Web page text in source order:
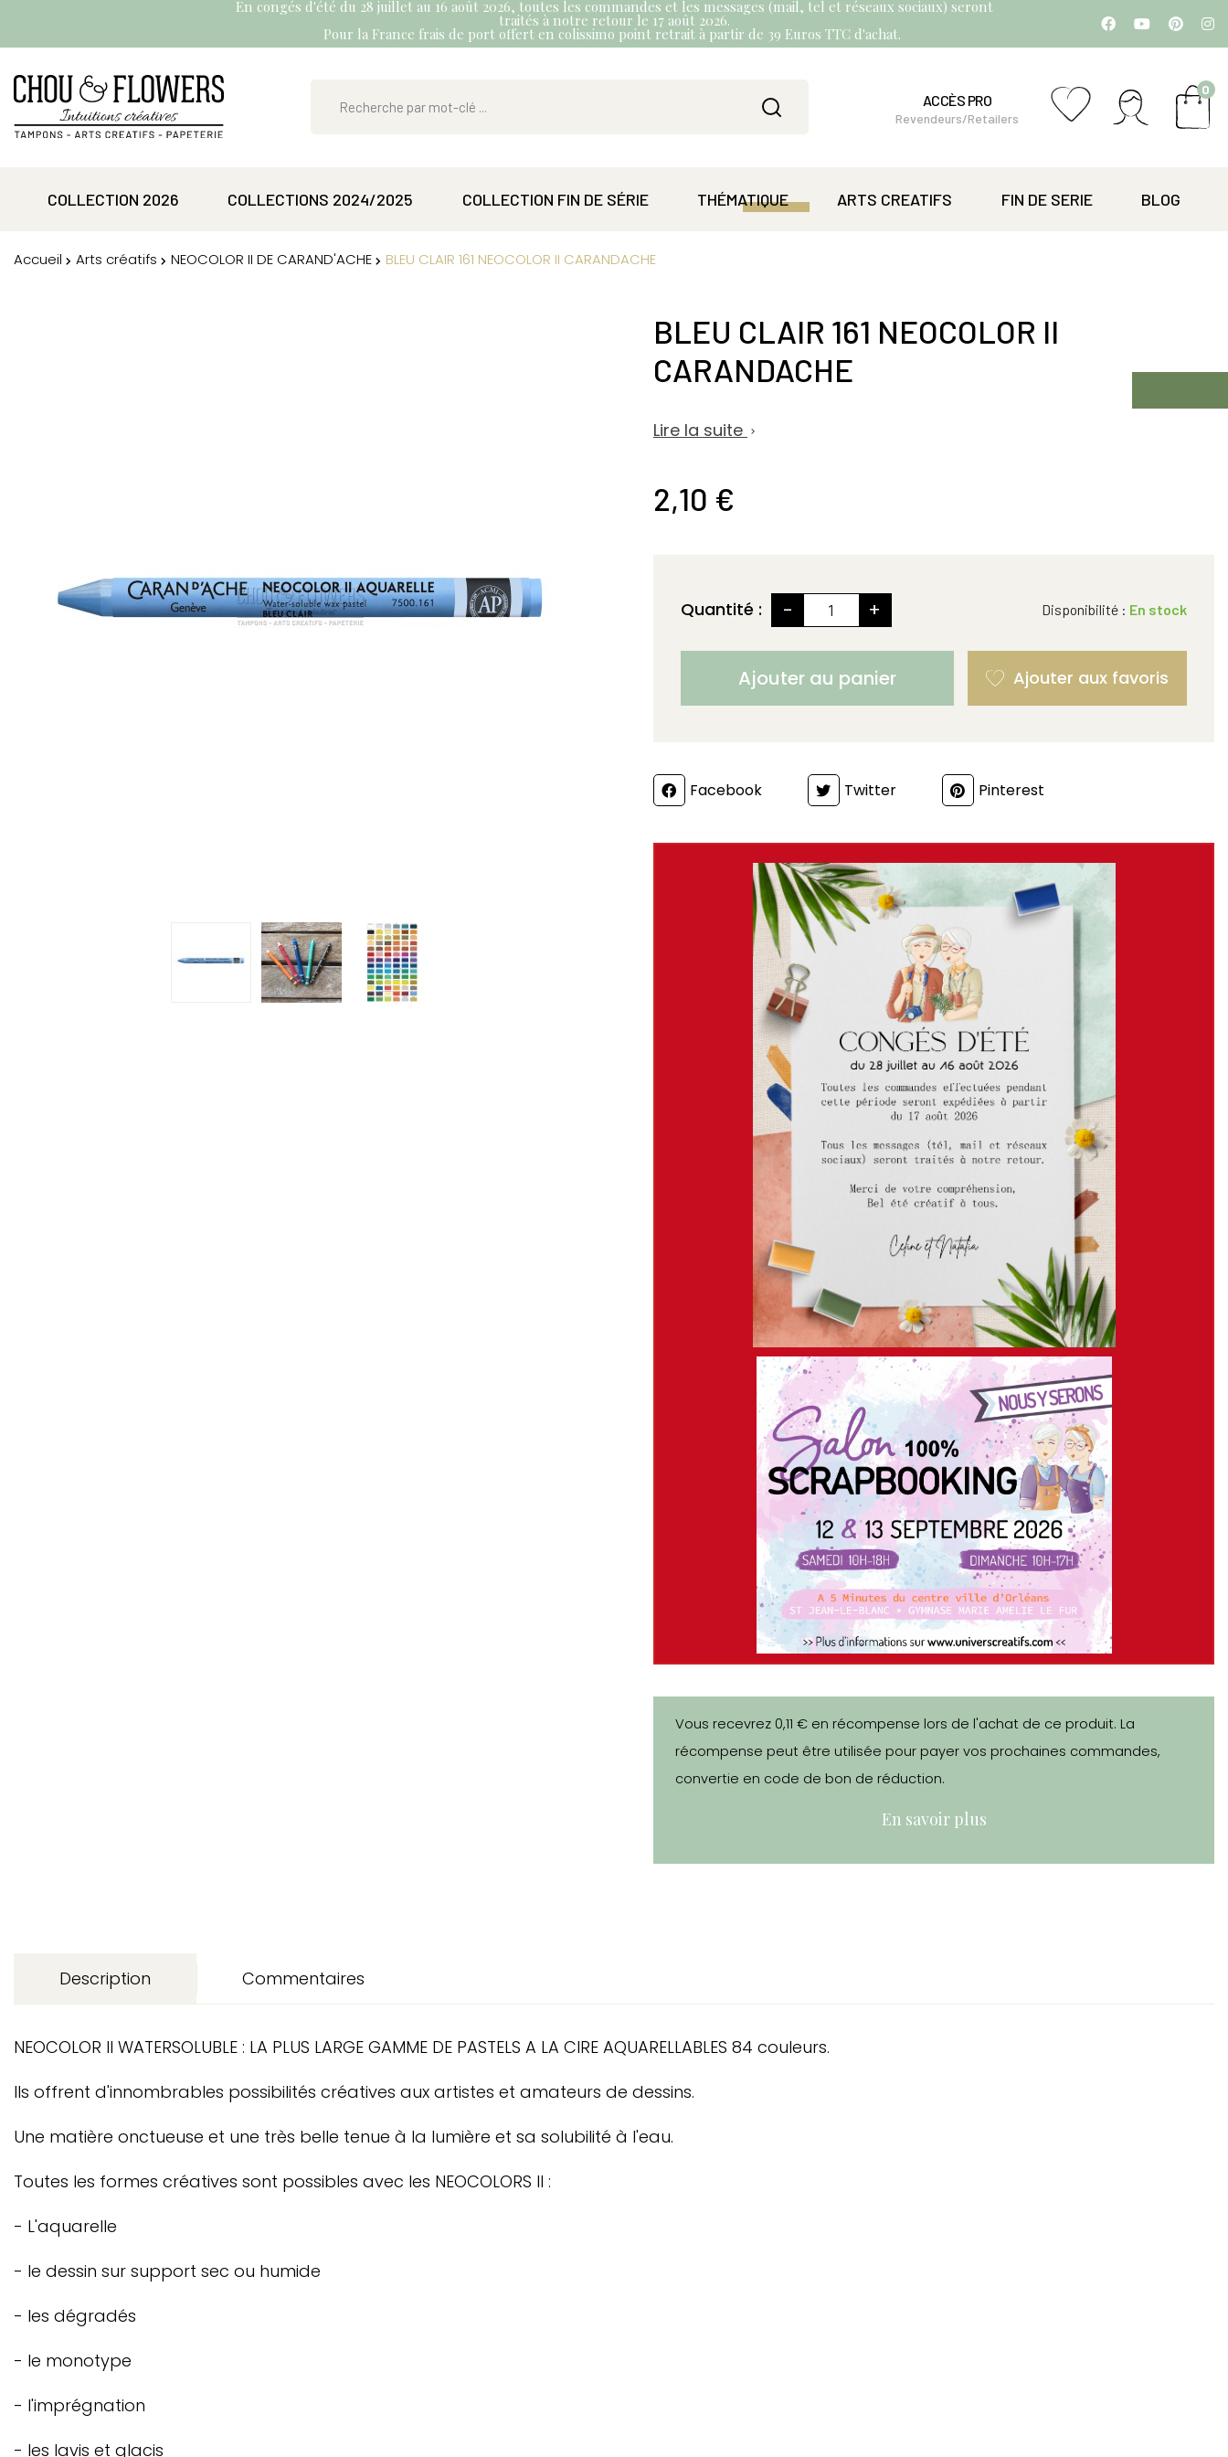
En congés d'été du 28 juillet au 16 août 2026, toutes les commandes et les messages (mail, tel et réseaux sociaux) seront
traités à notre retour le 17 août 2026.
Pour la France frais de port offert en colissimo point retrait à partir de 39 Euros TTC d'achat.
ACCÈS PRO
Revendeurs/Retailers
0
COLLECTION 2026 COLLECTIONS 2024/2025 COLLECTION FIN DE SÉRIE THÉMATIQUE ARTS CREATIFS FIN DE SERIE BLOG
Accueil Arts créatifs NEOCOLOR II DE CARAND'ACHE BLEU CLAIR 161 NEOCOLOR II CARANDACHE
BLEU CLAIR 161 NEOCOLOR II
CARANDACHE
Lire la suite 
2,10 €
Quantité : - + Disponibilité : En stock
Ajouter au panier
PartagerFacebook Twitter Pinterest
Vous recevrez 0,11 € en récompense lors de l'achat de ce produit. La
récompense peut être utilisée pour payer vos prochaines commandes,
convertie en code de bon de réduction.
En savoir plus
Description
NEOCOLOR II WATERSOLUBLE : LA PLUS LARGE GAMME DE PASTELS A LA CIRE AQUARELLABLES 84 couleurs.
Ils offrent d'innombrables possibilités créatives aux artistes et amateurs de dessins.
Une matière onctueuse et une très belle tenue à la lumière et sa solubilité à l'eau.
Toutes les formes créatives sont possibles avec les NEOCOLORS II :
- L'aquarelle
- le dessin sur support sec ou humide
- les dégradés
- le monotype
- l'imprégnation
- les lavis et glacis
Commentaires